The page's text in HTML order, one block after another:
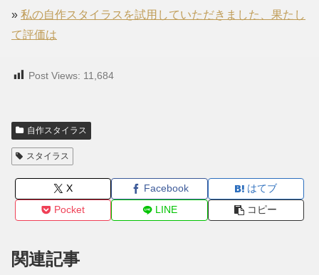
» 私の自作スタイラスを試用していただきました、果たし
て評価は
Post Views: 11,684
自作スタイラス
スタイラス
X Facebook
はてブ
Pocket
LINE コピー
関連記事